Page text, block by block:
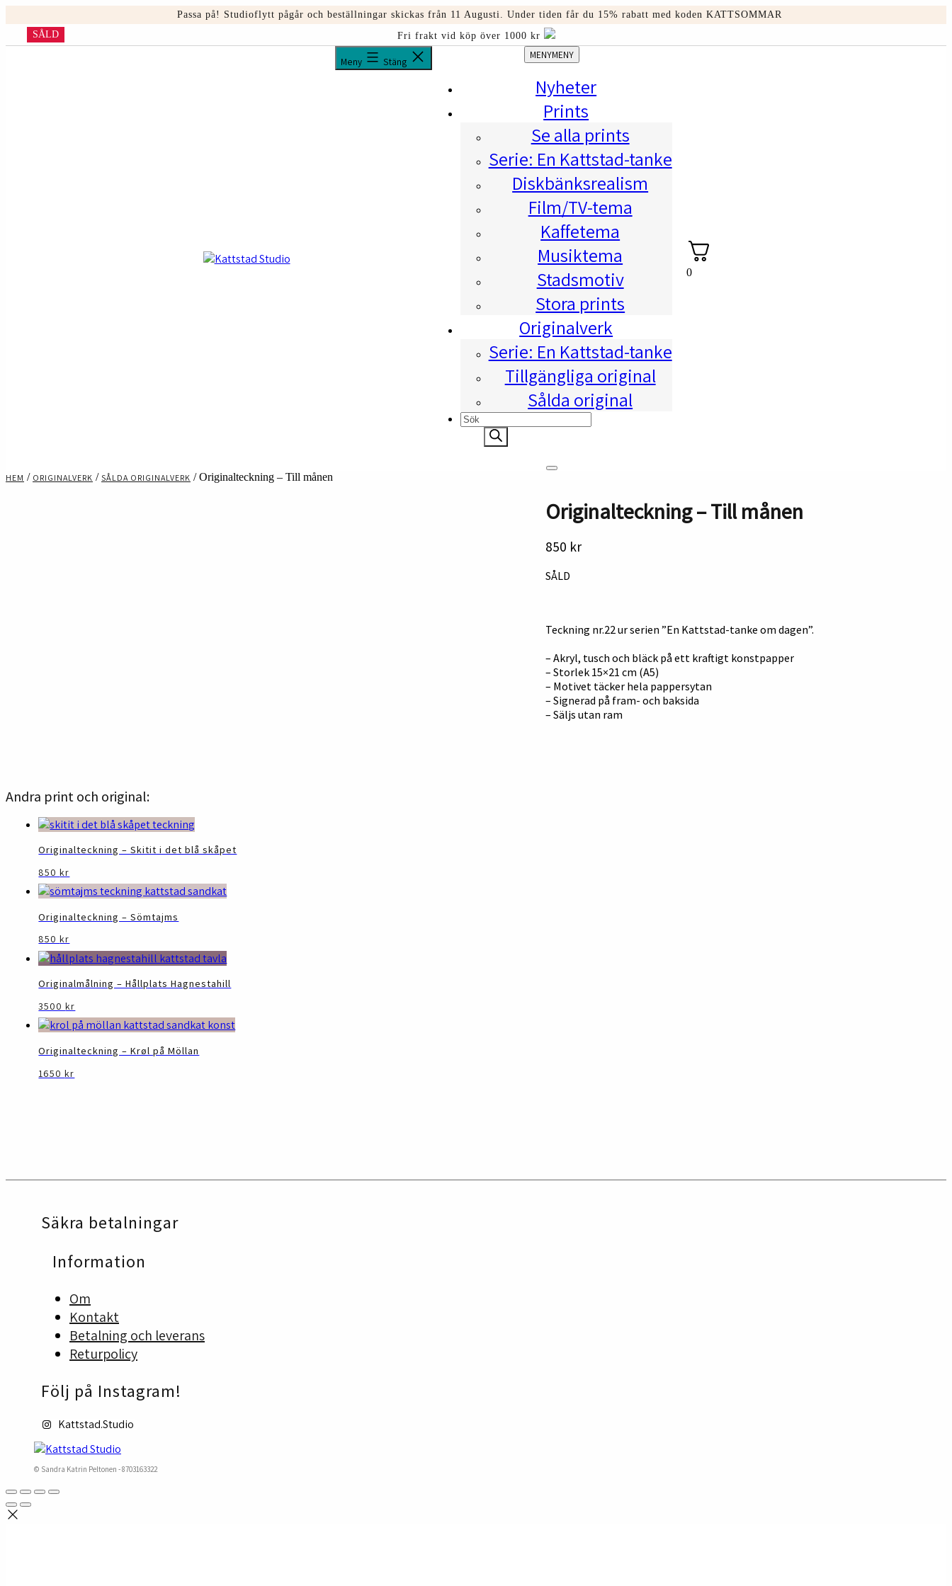
till
innehåll
Passa på! Studioflytt pågår och beställningar skickas från 11 Augusti. Under tiden får du 15% rabatt med koden KATTSOMMAR
Fri frakt vid köp över 1000 kr
Meny Stäng
MENYMENY
Nyheter
Prints
Se alla prints
Serie: En Kattstad-tanke
Diskbänksrealism
Film/TV-tema
Kaffetema
Musiktema
Stadsmotiv
Stora prints
Originalverk
Serie: En Kattstad-tanke
Tillgängliga original
Sålda original
Products
search
0
HEM / ORIGINALVERK / SÅLDA ORIGINALVERK / Originalteckning – Till månen
SÅLD
Originalteckning – Till månen
850 kr
SÅLD
Teckning nr.22 ur serien ”En Kattstad-tanke om dagen”.
– Akryl, tusch och bläck på ett kraftigt konstpapper
– Storlek 15×21 cm (A5)
– Motivet täcker hela pappersytan
– Signerad på fram- och baksida
– Säljs utan ram
Andra print och original:
Originalteckning – Skitit i det blå skåpet
850kr
Originalteckning – Sömtajms
850kr
Originalmålning – Hållplats Hagnestahill
3500kr
Originalteckning – Krøl på Möllan
1650kr
Säkra betalningar
Information
Om
Kontakt
Betalning och leverans
Returpolicy
Följ på Instagram!
Kattstad.Studio
© Sandra Katrin Peltonen - 8703163322